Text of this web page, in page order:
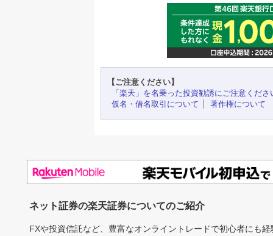
【ご注意ください】
「楽天」を名乗った投資勧誘にご注意くださ
仮名・借名取引について
著作権について
ネット証券の楽天証券についてのご紹介
FXや投資信託など、豊富なオンライントレードで初心者にも